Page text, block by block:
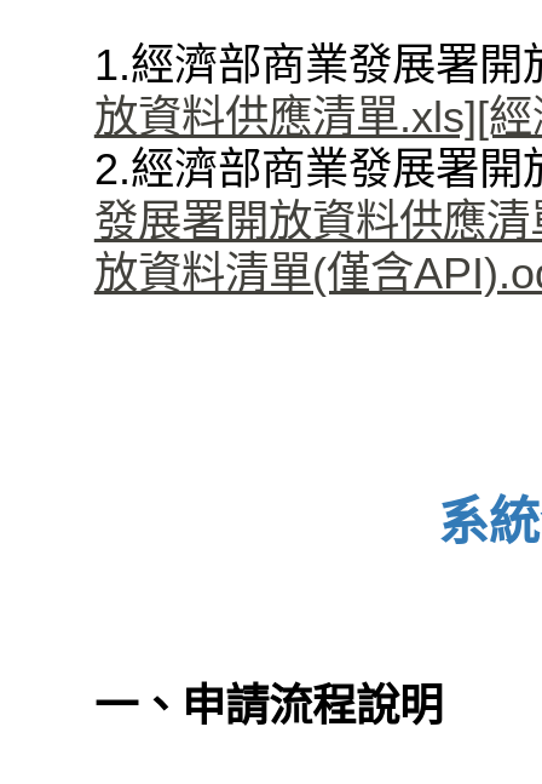
1.經濟部商業發展署開
放資料供應清單.xls][
2.經濟部商業發展署
發展署開放資料供應
放資料清單(僅含
系
一、申請流程說明